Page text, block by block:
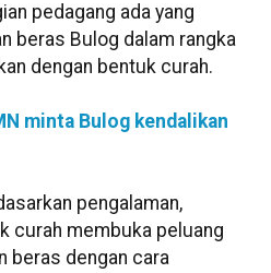
pedagang ada yang
beras Bulog dalam rangka
dengan bentuk curah.
minta Bulog kendalikan
pengalaman,
curah membuka peluang
beras dengan cara